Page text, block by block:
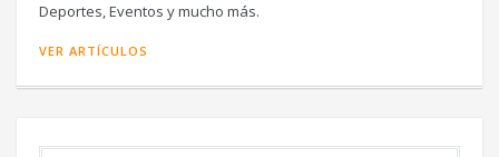
Deportes, Eventos y mucho más.
VER ARTÍCULOS